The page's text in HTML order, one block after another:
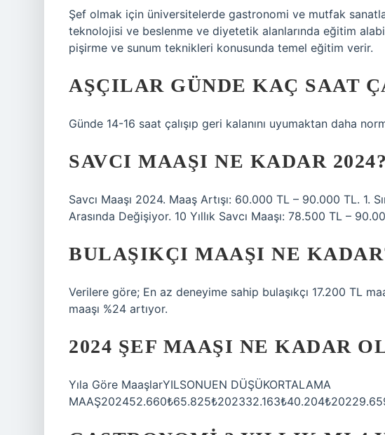
Şef olmak için üniversitelerde gastronomi ve mutfak
teknolojisi ve beslenme ve diyetetik alanlarında eğitim
pişirme ve sunum teknikleri konusunda temel eğitim verir.
AŞÇILAR GÜNDE KAÇ SAAT
Günde 14-16 saat çalışıp geri kalanını uyumaktan daha
SAVCI MAAŞI NE KADAR 2024?
Savcı Maaşı 2024. Maaş Artışı: 60.000 TL – 90.000 TL. 1.
Arasında Değişiyor. 10 Yıllık Savcı Maaşı: 78.500 TL –
BULAŞIKÇI MAAŞI NE
Verilere göre; En az deneyime sahip bulaşıkçı 17.200 TL
maaşı %24 artıyor.
2024 ŞEF MAAŞI NE KADAR
Yıla Göre MaaşlarYILSONUEN DÜŞÜKORTALAMA